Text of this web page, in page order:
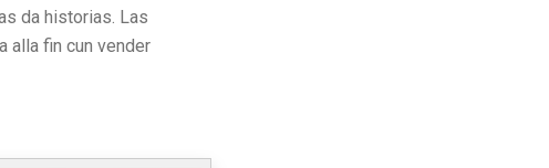
da historias. Las
alla fin cun vender